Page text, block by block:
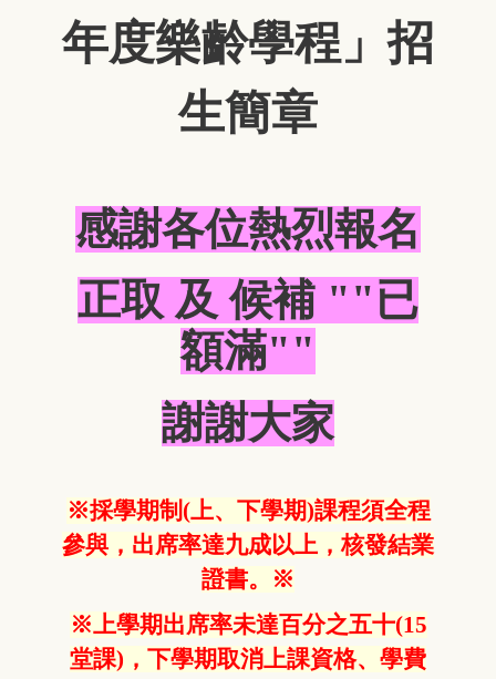
年度樂齡學程」招
生簡章
感謝各位熱烈報名
正取 及 候補 ""已
額滿""
謝謝大家
※採學期制(上、下學期)課程須全程
參與，出席率達九成以上，核發結業
證書。※
※上學期出席率未達百分之五十(15
堂課)，下學期取消上課資格、學費